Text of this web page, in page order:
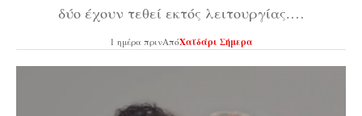
δύο έχουν τεθεί εκτός λειτουργίας.…
1 ημέρα πρινΑπόΧαϊδάρι Σήμερα